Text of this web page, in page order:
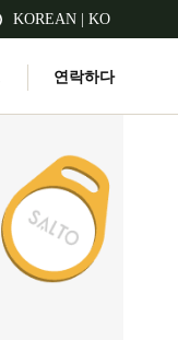
KOREAN | KO
연락하다